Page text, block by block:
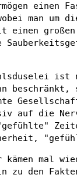
einen
man um
einen großen
ist
beschränkt,
auf die
mal
zu den